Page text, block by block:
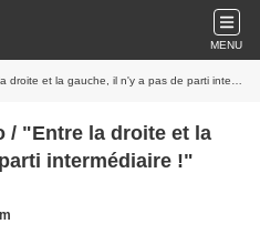
MENU
et la gauche, il n'y a pas de parti intermédiaire !"
/ "Entre la droite et la
intermédiaire !"